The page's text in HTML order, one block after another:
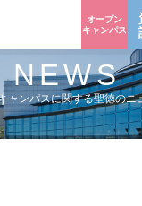
オープン
キャンパス
NEWS
ャンパスに関する聖徳のニ